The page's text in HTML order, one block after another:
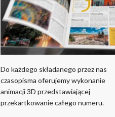
Do każdego składanego przez nas
czasopisma oferujemy wykonanie
animacji 3D przedstawiającej
przekartkowanie całego numeru.